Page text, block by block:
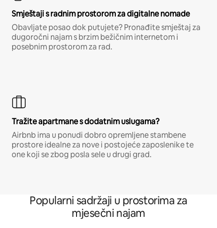
Smještaji s radnim prostorom za digitalne nomade
Obavljate posao dok putujete? Pronađite smještaj za
dugoročni najam s brzim bežičnim internetom i
posebnim prostorom za rad.
Tražite apartmane s dodatnim uslugama?
Airbnb ima u ponudi dobro opremljene stambene
prostore idealne za nove i postojeće zaposlenike te
one koji se zbog posla sele u drugi grad.
Popularni sadržaji u prostorima za
mjesečni najam